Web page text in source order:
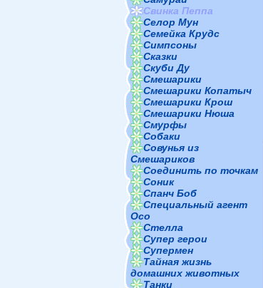
Свинка Пеппа
Селор Мун
Семейка Крудс
Симпсоны
Сказки
Скуби Ду
Смешарики
Смешарики Копатыч
Смешарики Крош
Смешарики Нюша
Смурфы
Собаки
Совунья из
Смешариков
Соединить по точкам
Соник
Спанч Боб
Специальный агент
Осо
Стелла
Супер герои
Супермен
Тайная жизнь
домашних животных
Танки